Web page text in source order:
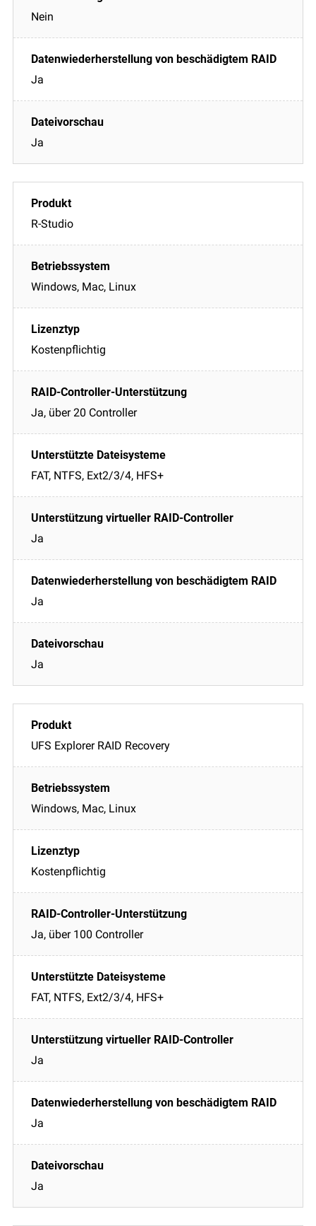
Nein
Ja
Ja
R-Studio
Windows, Mac, Linux
Kostenpflichtig
Ja, über 20 Controller
FAT, NTFS, Ext2/3/4, HFS+
Ja
Ja
Ja
UFS Explorer RAID Recovery
Windows, Mac, Linux
Kostenpflichtig
Ja, über 100 Controller
FAT, NTFS, Ext2/3/4, HFS+
Ja
Ja
Ja